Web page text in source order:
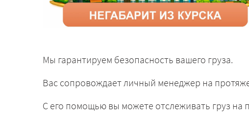
Мы гарантируем безопасность вашего груза.
Вас сопровождает личный менеджер на
С его помощью вы можете отслеживать груз на